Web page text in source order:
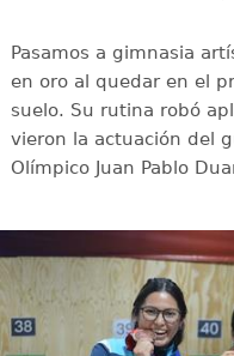
Pasamos a gimnasia
en oro al quedar en el
suelo. Su rutina robó
vieron la actuación del
Olímpico Juan Pablo